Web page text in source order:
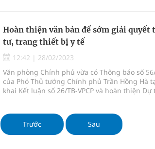
Hoàn thiện văn bản để sớm giải
tư, trang thiết bị y tế
12:42 | 28/02/2023
Văn phòng Chính phủ vừa có Thông báo số
của Phó Thủ tướng Chính phủ Trần Hồng Hà
khai Kết luận số 26/TB-VPCP và hoàn thiện
Trước Sau